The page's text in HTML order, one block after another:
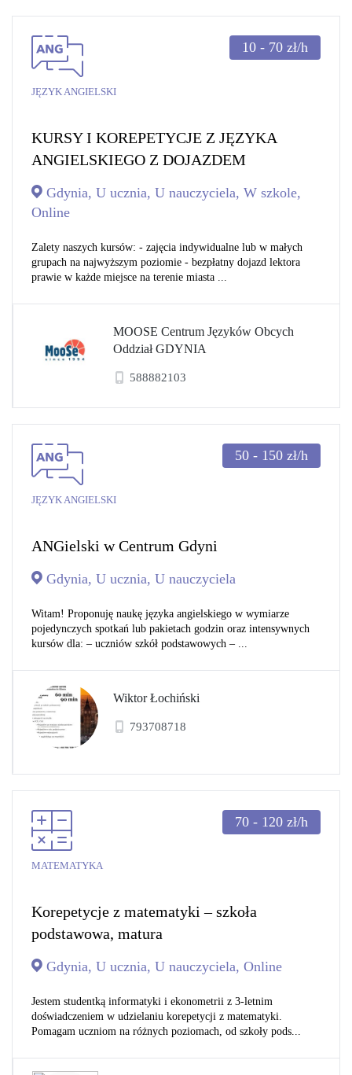
JĘZYK ANGIELSKI
10 - 70 zł/h
KURSY I KOREPETYCJE Z JĘZYKA
ANGIELSKIEGO Z DOJAZDEM
Gdynia, U ucznia, U nauczyciela, W szkole,
Online
Zalety naszych kursów: - zajęcia indywidualne lub w małych
grupach na najwyższym poziomie - bezpłatny dojazd lektora
prawie w każde miejsce na terenie miasta ...
MOOSE Centrum Języków Obcych
Oddział GDYNIA
588882103
JĘZYK ANGIELSKI
50 - 150 zł/h
ANGielski w Centrum Gdyni
Gdynia, U ucznia, U nauczyciela
Witam! Proponuję naukę języka angielskiego w wymiarze
pojedynczych spotkań lub pakietach godzin oraz intensywnych
kursów dla: – uczniów szkół podstawowych – ...
Wiktor Łochiński
793708718
MATEMATYKA
70 - 120 zł/h
Korepetycje z matematyki – szkoła
podstawowa, matura
Gdynia, U ucznia, U nauczyciela, Online
Jestem studentką informatyki i ekonometrii z 3-letnim
doświadczeniem w udzielaniu korepetycji z matematyki.
Pomagam uczniom na różnych poziomach, od szkoły pods...